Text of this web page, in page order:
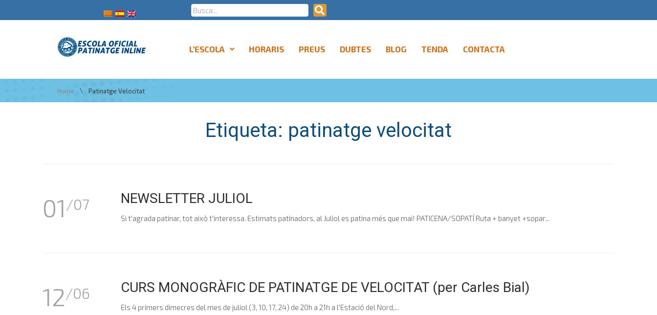
L’ESCOLA HORARIS PREUS DUBTES BLOG TENDA CONTACTA
Home \ Patinatge Velocitat
Etiqueta: patinatge velocitat
01 /07 NEWSLETTER JULIOL
Si t'agrada patinar, tot això t'interessa. Estimats patinadors, al Juliol es patina més que mai! PATICENA/SOPATÍ Ruta + banyet +sopar...
12/06 CURS MONOGRÀFIC DE PATINATGE DE VELOCITAT (per Carles Bial)
Els 4 primers dimecres del mes de juliol (3, 10, 17, 24) de 20h a 21h a l'Estació del Nord,...